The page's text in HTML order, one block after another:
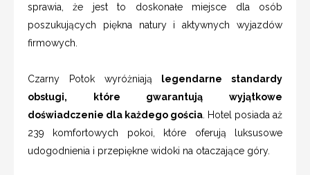
sprawia, że jest to doskonałe miejsce dla osób
poszukujących piękna natury i aktywnych wyjazdów
firmowych.
Czarny Potok wyróżniają
legendarne standardy
obsługi, które gwarantują wyjątkowe
doświadczenie dla każdego gościa . Hotel posiada aż
239 komfortowych pokoi, które oferują luksusowe
udogodnienia i przepiękne widoki na otaczające góry.